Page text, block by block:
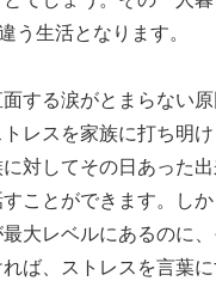
う生活となります。
する涙がとまらない原
レスを家族に打ち明け
対してその日あった
すことができます。し
大レベルにあるのに
ば、ストレスを言葉